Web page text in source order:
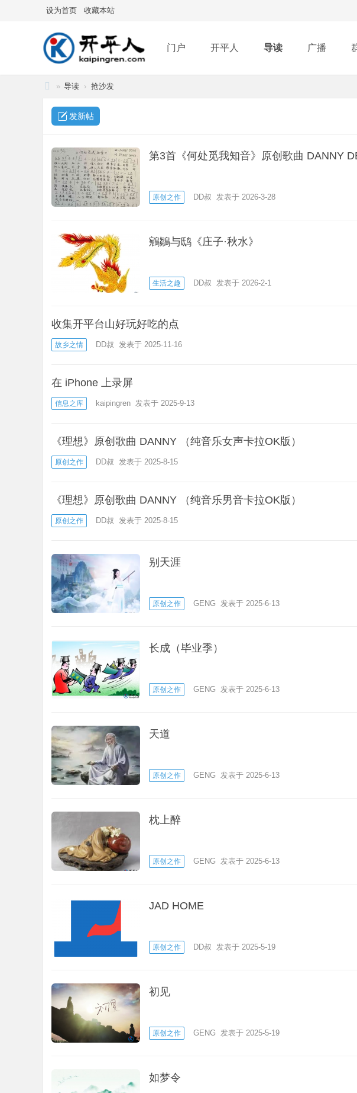
设为首页 收藏本站
门户 开平人 导读 广播
平
» 导读 › 抢沙发
发新帖
第3首《何处觅我知音》原创歌曲 DANNY
原创之作 DD叔 发表于 2026-3-28
鵷鶵与鸱《庄子·秋水》
生活之趣 DD叔 发表于 2026-2-1
收集开平台山好玩好吃的点
故乡之情 DD叔 发表于 2025-11-16
在 iPhone 上录屏
信息之库 kaipingren 发表于 2025-9-13
《理想》原创歌曲 DANNY （纯音乐女声卡拉OK版）
原创之作 DD叔 发表于 2025-8-15
《理想》原创歌曲 DANNY （纯音乐男音卡拉OK版）
原创之作 DD叔 发表于 2025-8-15
别天涯
原创之作 GENG 发表于 2025-6-13
长成（毕业季）
原创之作 GENG 发表于 2025-6-13
天道
原创之作 GENG 发表于 2025-6-13
枕上醉
原创之作 GENG 发表于 2025-6-13
JAD HOME
原创之作 DD叔 发表于 2025-5-19
初见
原创之作 GENG 发表于 2025-5-19
如梦令